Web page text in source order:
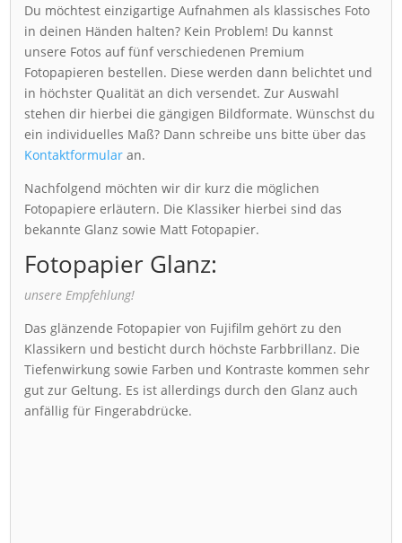
Du möchtest einzigartige Aufnahmen als klassisches Foto
in deinen Händen halten? Kein Problem! Du kannst
unsere Fotos auf fünf verschiedenen Premium
Fotopapieren bestellen. Diese werden dann belichtet und
in höchster Qualität an dich versendet. Zur Auswahl
stehen dir hierbei die gängigen Bildformate. Wünschst du
ein individuelles Maß? Dann schreibe uns bitte über das
Kontaktformular an.
Nachfolgend möchten wir dir kurz die möglichen
Fotopapiere erläutern. Die Klassiker hierbei sind das
bekannte Glanz sowie Matt Fotopapier.
Fotopapier Glanz:
unsere Empfehlung!
Das glänzende Fotopapier von Fujifilm gehört zu den
Klassikern und besticht durch höchste Farbbrillanz. Die
Tiefenwirkung sowie Farben und Kontraste kommen sehr
gut zur Geltung. Es ist allerdings durch den Glanz auch
anfällig für Fingerabdrücke.